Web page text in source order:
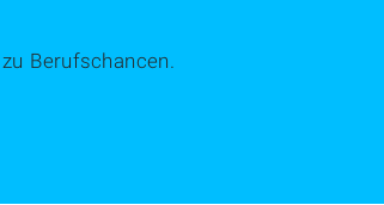
Berufschancen.